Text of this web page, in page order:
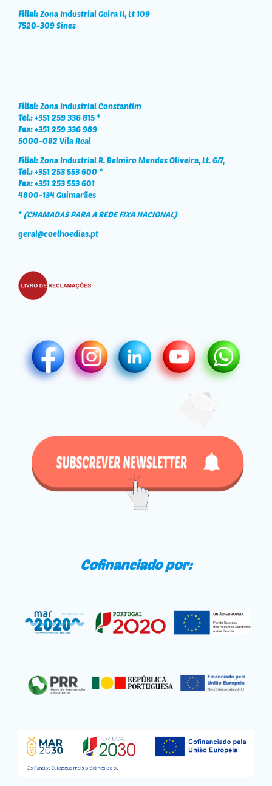
Filial:Zona Industrial Geira II, Lt 109
7520-309 Sines
Filial:Zona Industrial Constantim
Tel.:+351 259 336 815 *
Fax:+351 259 336 989
5000-082 Vila Real
Filial:Zona Industrial R. Belmiro Mendes Oliveira, Lt. 6/7,
Tel.:+351 253 553 600 *
Fax:+351 253 553 601
4800-134 Guimarães
*(CHAMADAS PARA A REDE FIXA NACIONAL)
geral@coelhoedias.pt
Cofinanciado por: